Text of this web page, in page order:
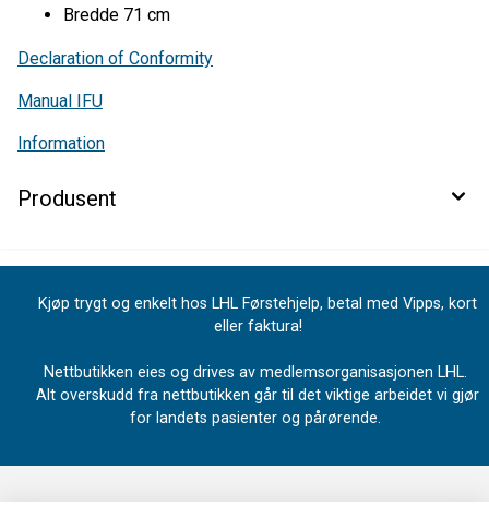
Bredde 71 cm
Declaration of Conformity
Manual IFU
Information
Produsent
Kjøp trygt og enkelt hos LHL Førstehjelp, betal med Vipps, kort
eller faktura!
Nettbutikken eies og drives av medlemsorganisasjonen LHL.
Alt overskudd fra nettbutikken går til det viktige arbeidet vi gjør
for landets pasienter og pårørende.